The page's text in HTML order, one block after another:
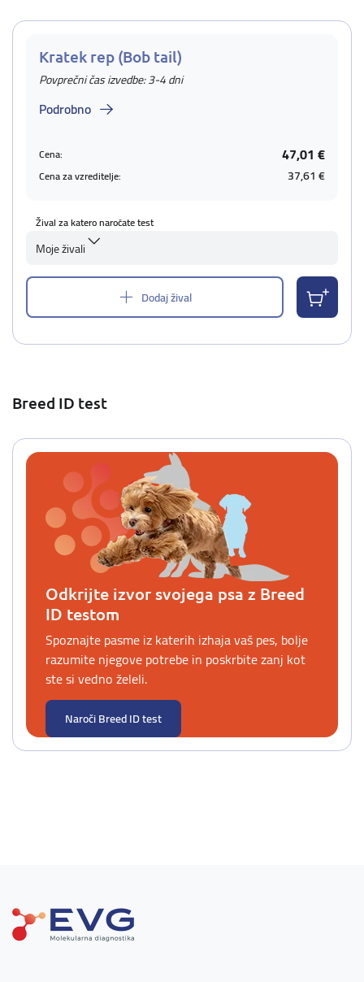
Kratek rep (Bob tail)
Povprečni čas izvedbe: 3-4 dni
Podrobno
Cena: 47,01 €
Cena za vzreditelje: 37,61 €
Žival za katero naročate test
Moje živali
Dodaj žival
Breed ID test
Odkrijte izvor svojega psa z Breed
ID testom
Spoznajte pasme iz katerih izhaja vaš pes, bolje
razumite njegove potrebe in poskrbite zanj kot
ste si vedno želeli.
Naroči Breed ID test